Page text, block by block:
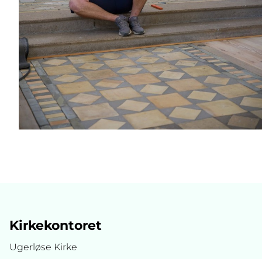
Kirkekontoret
Ugerløse Kirke